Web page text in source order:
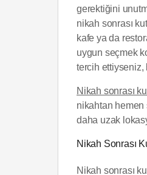
gerektiğini
nikah sonrası
kafe ya da
uygun seçmek
tercih ettiyseniz,
Nikah sonrası
nikahtan hemen
daha uzak
Nikah Sonrası
Nikah sonrası